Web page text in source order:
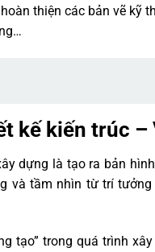
thiện các bản vẽ kỹ
kế kiến trúc –
dựng là tạo ra bản
và tầm nhìn từ trí
tạo” trong quá trình